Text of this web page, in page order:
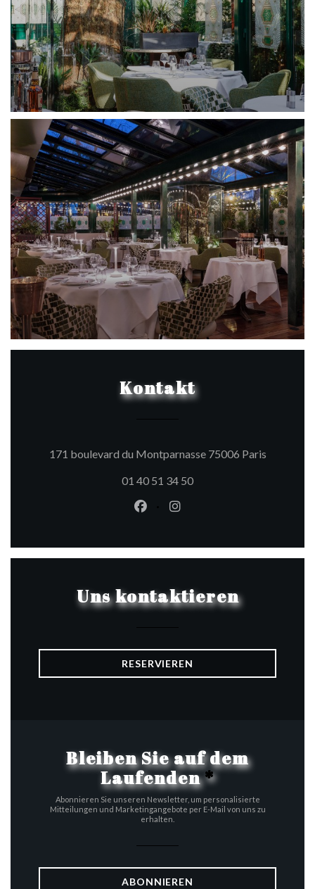
Kontakt
171 boulevard du Montparnasse 75006 Paris((öffnet
01 40 51 34 50
Facebook ((öffnet ein neues
Instagram ((öffnet ein
Uns kontaktieren
RESERVIEREN
Bleiben Sie auf dem
Laufenden*
Abonnieren Sie unseren Newsletter, um personalisierte
Mitteilungen und Marketingangebote per E-Mail von uns zu
erhalten.
ABONNIEREN